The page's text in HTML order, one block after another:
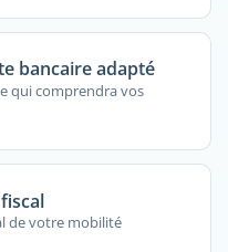
bancaire adapté
qui comprendra vos
de votre mobilité